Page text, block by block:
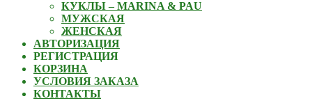
КУКЛЫ – MARINA & PAU
МУЖСКАЯ
ЖЕНСКАЯ
АВТОРИЗАЦИЯ
РЕГИСТРАЦИЯ
КОРЗИНА
УСЛОВИЯ ЗАКАЗА
КОНТАКТЫ